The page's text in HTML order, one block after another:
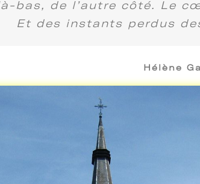
bas, de l’autre côté. Le
Et des instants perdus
Hélène